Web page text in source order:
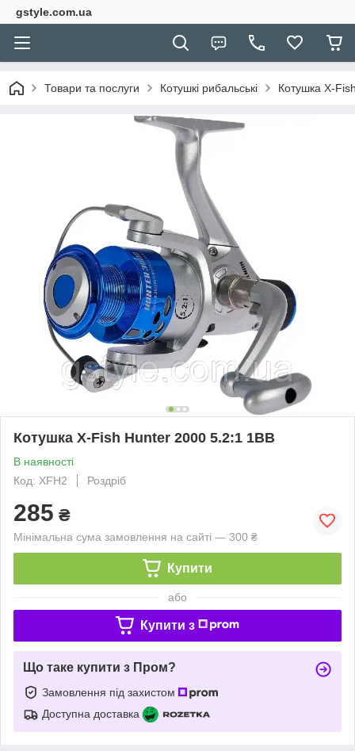
gstyle.com.ua
Товари та послуги Котушкі рибальські Котушка X-
Котушка X-Fish Hunter 2000 5.2:1 1BB
В наявності
Код: XFH2
Роздріб
285 ₴
Мінімальна сума замовлення на сайті — 300 ₴
Купити
або
Купити з
Що таке купити з Пром?
Замовлення під захистом
Доступна доставка